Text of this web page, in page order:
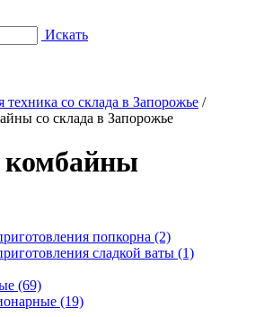
Искать
техника со склада в Запорожье /
со склада в Запорожье
попкорна (2)
сладкой ваты (1)
(69)
(19)